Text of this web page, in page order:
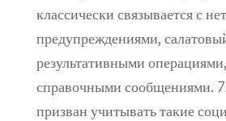
классически связывается с
предупреждениями,
результативными
справочными сообщениями.
призван учитывать такие